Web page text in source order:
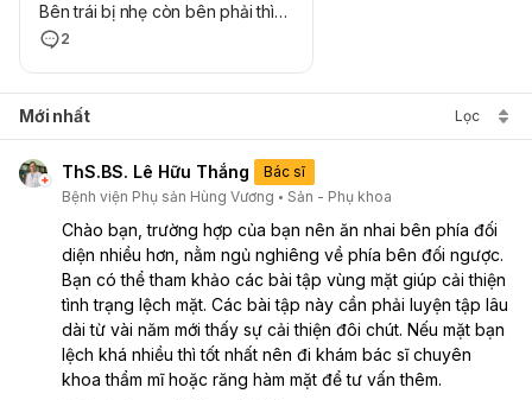
Bên trái bị nhẹ còn bên phải thì
nặng hơn.Mỗi lần con há miệng ra
rất khó chịu . Làm sao để hết đây
ạ???
2
Mới nhất Lọc
ThS.BS. Lê Hữu Thắng
Bác sĩ
Bệnh viện Phụ sản Hùng Vương
Sản - Phụ khoa
Chào bạn, trường hợp của bạn nên ăn nhai bên phía đối
diện nhiều hơn, nằm ngủ nghiêng về phía bên đối ngược.
Bạn có thể tham khảo các bài tập vùng mặt giúp cải thiện
tình trạng lệch mặt. Các bài tập này cần phải luyện tập lâu
dài từ vài năm mới thấy sự cải thiện đôi chút. Nếu mặt bạn
lệch khá nhiều thì tốt nhất nên đi khám bác sĩ chuyên
khoa thẩm mĩ hoặc răng hàm mặt để tư vấn thêm.